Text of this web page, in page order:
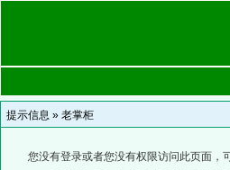
提示信息 » 老掌柜
您没有登录或者您没有权限访问此页面，